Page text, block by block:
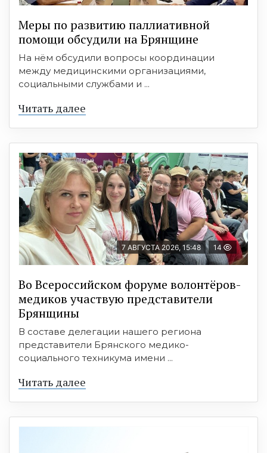
Меры по развитию паллиативной
помощи обсудили на Брянщине
На нём обсудили вопросы координации
между медицинскими организациями,
социальными службами и ...
Читать далее
7 АВГУСТА 2026, 15:48 14
Во Всероссийском форуме волонтёров-
медиков участвую представители
Брянщины
В составе делегации нашего региона
представители Брянского медико-
социального техникума имени ...
Читать далее